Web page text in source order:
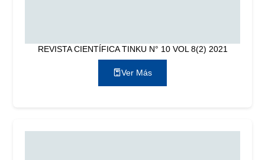
REVISTA CIENTÍFICA TINKU N° 10 VOL 8(2) 2021
Ver Más